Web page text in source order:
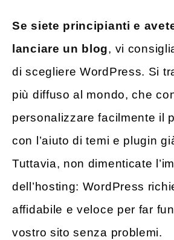
Se siete principianti e
lanciare un blog, vi
di scegliere WordPress. Si
più diffuso al mondo, che
personalizzare facilmente il
con l’aiuto di temi e plugin
Tuttavia, non dimenticate
dell’hosting: WordPress
affidabile e veloce per far
vostro sito senza problemi.